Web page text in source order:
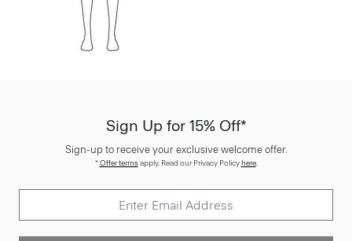
Sign Up for 15% Off*
Sign-up to receive your exclusive welcome offer.
*Offer termsapply. Read our Privacy Policyhere.